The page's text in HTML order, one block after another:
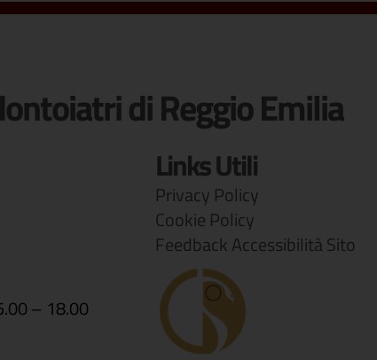
di Reggio Emilia
– 18.00
Links Utili
Privacy Policy
Cookie Policy
Feedback Accessibilità Sito